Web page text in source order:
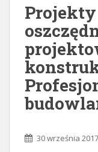
30 września 2017